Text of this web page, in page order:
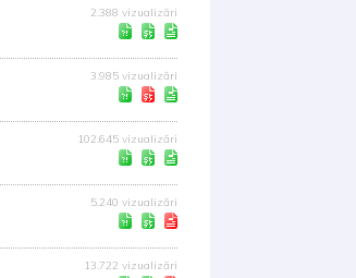
2.388 vizualizări
3.985 vizualizări
102.645 vizualizări
5.240 vizualizări
13.722 vizualizări